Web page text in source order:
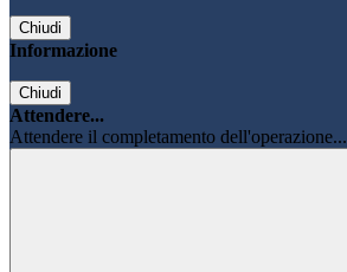
Chiudi
Informazione
Chiudi
Attendere...
Attendere il completamento dell'operazione...